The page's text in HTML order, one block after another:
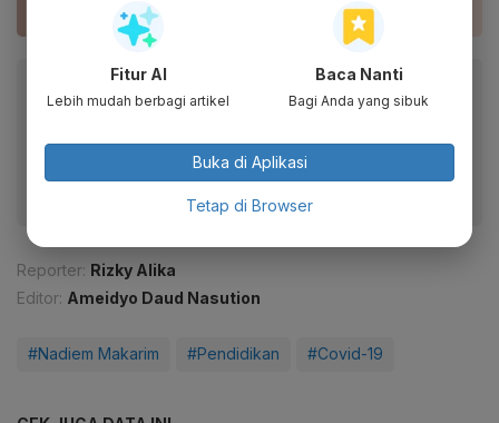
Baca artikel ini lewat aplikasi mobile.
fitur menarik lainnya lewat aplikasi mobile Katadata.
Reporter: Rizky Alika
Editor: Ameidyo Daud Nasution
#Nadiem Makarim #Pendidikan #Covid-19
Fitur AI
Lebih mudah berbagi artikel
Baca Nanti
Bagi Anda yang sibuk
Buka di Aplikasi
Tetap di Browser